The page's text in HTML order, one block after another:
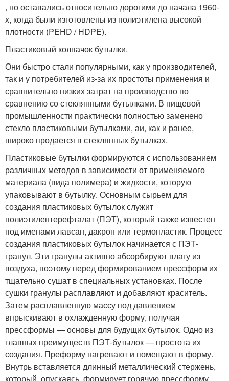
, но оставались относительно дорогими до начала 1960-
х, когда были изготовлены из полиэтилена высокой
плотности (PEHD / HDPE).
Пластиковый колпачок бутылки.
Они быстро стали популярными, как у производителей,
так и у потребителей из-за их простоты применения и
сравнительно низких затрат на производство по
сравнению со стеклянными бутылками. В пищевой
промышленности практически полностью заменено
стекло пластиковыми бутылками, аи, как и ранее,
широко продается в стеклянных бутылках.
Пластиковые бутылки формируются с использованием
различных методов в зависимости от применяемого
материала (вида полимера) и жидкости, которую
упаковывают в бутылку. Основным сырьем для
создания пластиковых бутылок служит
полиэтилентерефталат (ПЭТ), который также известен
под именами лавсан, дакрон или термопластик. Процесс
создания пластиковых бутылок начинается с ПЭТ-
гранул. Эти гранулы активно абсорбируют влагу из
воздуха, поэтому перед формированием прессформ их
тщательно сушат в специальных установках. После
сушки гранулы расплавляют и добавляют краситель.
Затем расплавленную массу под давлением
впрыскивают в охлажденную форму, получая
прессформы — основы для будущих бутылок. Одно из
главных преимуществ ПЭТ-бутылок — простота их
создания. Преформу нагревают и помещают в форму.
Внутрь вставляется длинный металлический стержень,
который, опускаясь, формирует горячую прессформу.